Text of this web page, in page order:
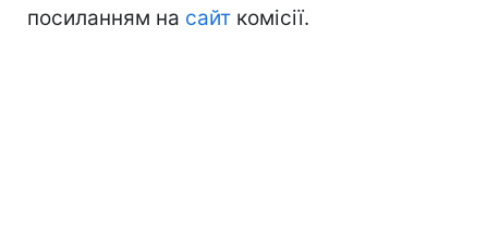
посиланням на сайт комісії.